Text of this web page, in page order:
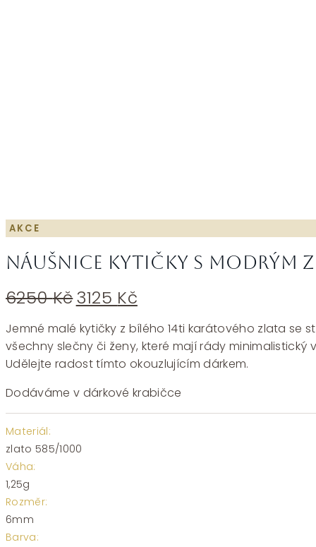
AKCE
Náušnice kytičky s modrým
6250KčPůvodní
cena
byla:
6250 Kč.
3125 KčAktuální
cena
je:
3125 Kč.
Jemné malé kytičky z bílého 14ti karátového zlata se
všechny slečny či ženy, které mají rády
Udělejte radost tímto okouzlujícím dárkem.
Dodáváme v dárkové krabičce
Materiál:
zlato 585/1000
Váha:
1,25g
Rozměr:
6mm
Barva: